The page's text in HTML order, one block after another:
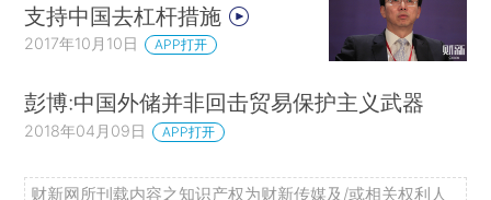
支持中国去杠杆措施
2017年10月10日 APP打开
彭博:中国外储并非回击贸易保护主义武器
2018年04月09日 APP打开
财新网所刊载内容之知识产权为财新传媒及/或相关权利人